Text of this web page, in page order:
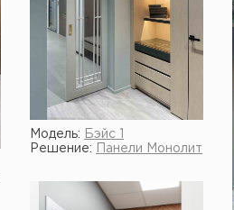
Модель:
Бэйс 1
Решение:
Панели Монолит